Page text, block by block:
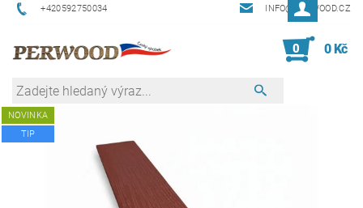
+420592750034 INFO@PERWOOD.CZ
0 0 Kč
NOVINKA
TIP